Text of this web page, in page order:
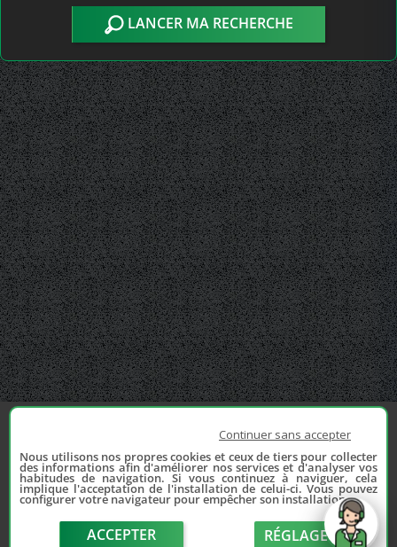
LANCER MA RECHERCHE
Continuer sans accepter
Nous utilisons nos propres cookies et ceux de tiers pour collecter
des informations afin d'améliorer nos services et d'analyser vos
habitudes de navigation. Si vous continuez à naviguer, cela
implique l'acceptation de l'installation de celui-ci. Vous pouvez
configurer votre navigateur pour empêcher son installation.
ACCEPTER RÉGLAGE